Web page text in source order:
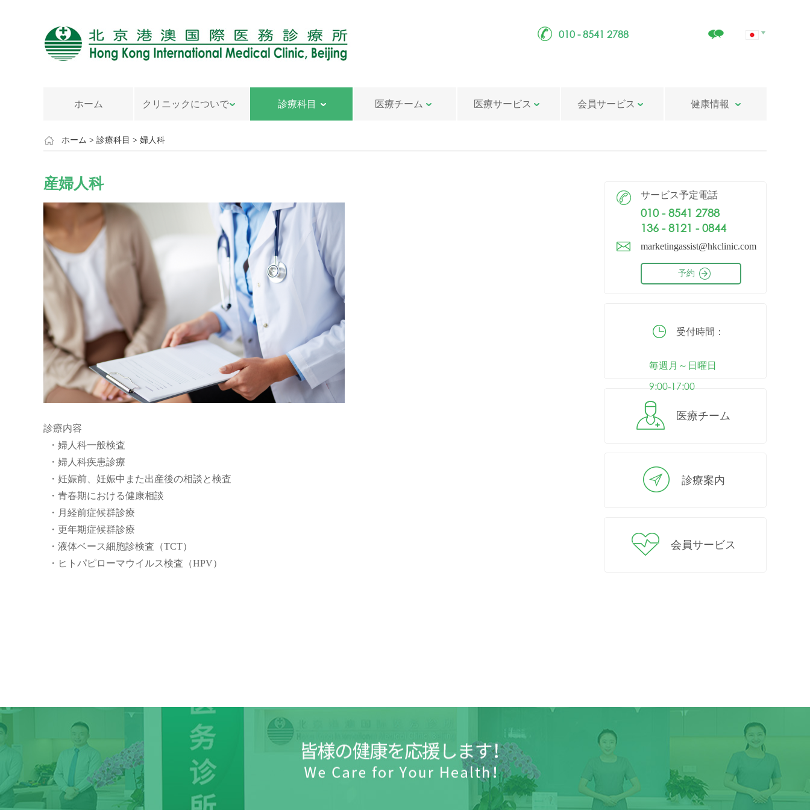
010 - 8541 2788
ホーム クリニックについで 診療科目 医療チーム 医療サービス 会員サービス 健康情報
ホーム > 診療科目 > 婦人科
産婦人科
診療内容
・婦人科一般検査
・婦人科疾患診療
・妊娠前、妊娠中また出産後の相談と検査
・青春期における健康相談
・月経前症候群診療
・更年期症候群診療
・液体ベース細胞診検査（TCT）
・ヒトパピローマウイルス検査（HPV）
サービス予定電話
010 - 8541 2788
136 - 8121 - 0844
marketingassist@hkclinic.com
予約
受付時間：
毎週月～日曜日
9:00-17:00
医療チーム
診療案内
会員サービス